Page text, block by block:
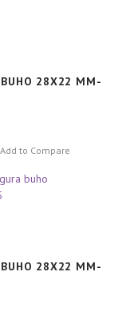
BUHO 28X22 MM-
Add to Compare
BUHO 28X22 MM-